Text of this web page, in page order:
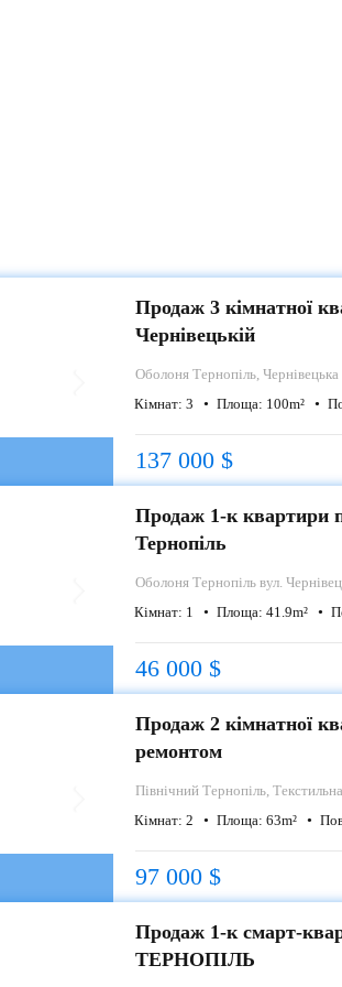
Продаж 3 кімнатної
Чернівецькій
Оболоня Тернопіль, Чернівецька
Кімнат: 3 Площа: 100m²
137 000 $
Продаж 1-к квартири
Тернопіль
Оболоня Тернопіль вул.
Кімнат: 1 Площа: 41.9m²
46 000 $
Продаж 2 кімнатної
ремонтом
Північний Тернопіль, Текстильна
Кімнат: 2 Площа: 63m²
97 000 $
Продаж 1-к смарт-
ТЕРНОПІЛЬ